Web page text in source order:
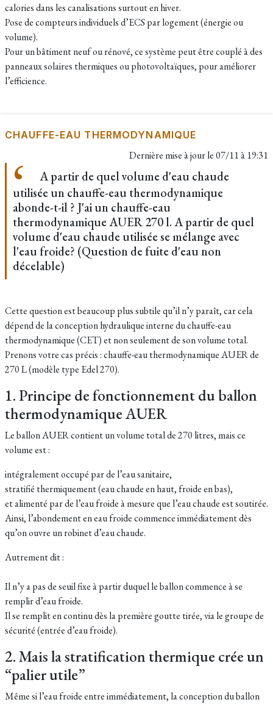
calories dans les canalisations surtout en hiver.
Pose de compteurs individuels d’ECS par logement (énergie ou
volume).
Pour un bâtiment neuf ou rénové, ce système peut être couplé à des
panneaux solaires thermiques ou photovoltaïques, pour améliorer
l’efficience.
CHAUFFE-EAU THERMODYNAMIQUE
Dernière mise à jour le07/11 à 19:31
A partir de quel volume d'eau chaude
utilisée un chauffe-eau thermodynamique
abonde-t-il ? J'ai un chauffe-eau
thermodynamique AUER 270 l. A partir de quel
volume d'eau chaude utilisée se mélange avec
l'eau froide? (Question de fuite d'eau non
décelable)
Cette question est beaucoup plus subtile qu’il n’y paraît, car cela
dépend de la conception hydraulique interne du chauffe-eau
thermodynamique (CET) et non seulement de son volume total.
Prenons votre cas précis : chauffe-eau thermodynamique AUER de
270 L (modèle type Edel 270).
1. Principe de fonctionnement du ballon
thermodynamique AUER
Le ballon AUER contient un volume total de 270 litres, mais ce
volume est :
intégralement occupé par de l’eau sanitaire,
stratifié thermiquement (eau chaude en haut, froide en bas),
et alimenté par de l’eau froide à mesure que l’eau chaude est soutirée.
Ainsi, l’abondement en eau froide commence immédiatement dès
qu’on ouvre un robinet d’eau chaude.
Autrement dit :
Il n’y a pas de seuil fixe à partir duquel le ballon commence à se
remplir d’eau froide.
Il se remplit en continu dès la première goutte tirée, via le groupe de
sécurité (entrée d’eau froide).
2. Mais la stratification thermique crée un
“palier utile”
Même si l’eau froide entre immédiatement, la conception du ballon